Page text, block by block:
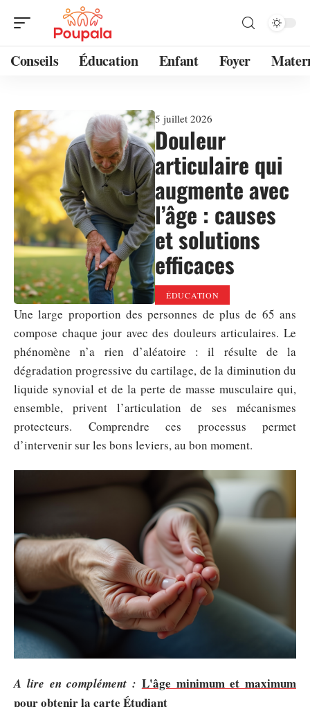
Conseils Éducation Enfant Foyer
5 juillet 2026
Douleur
articulaire qui
augmente avec
l’âge : causes
et solutions
efficaces
ÉDUCATION
Une large proportion des personnes de plus de 65 ans
compose chaque jour avec des douleurs articulaires. Le
phénomène n’a rien d’aléatoire : il résulte de la
dégradation progressive du cartilage, de la diminution du
liquide synovial et de la perte de masse musculaire qui,
ensemble, privent l’articulation de ses mécanismes
protecteurs. Comprendre ces processus permet
d’intervenir sur les bons leviers, au bon moment.
A lire en complément : L'âge minimum et maximum
pour obtenir la carte Étudiant